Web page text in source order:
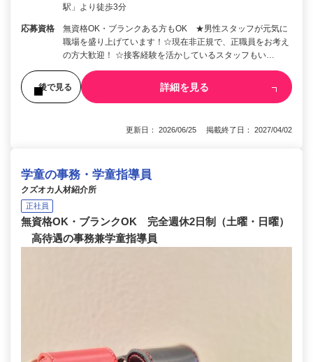
駅」より徒歩3分
応募資格
無資格OK・ブランクある方もOK ★男性スタッフが元気に
職場を盛り上げています！☆現在非正規で、正職員をお考え
の方大歓迎！ ☆接客経験を活かしているスタッフもい…
後で見る 詳細を見る
更新日： 2026/06/25 掲載終了日： 2027/04/02
学童の事務・学童指導員
クズオカ人材紹介所
正社員
無資格OK・ブランクOK 完全週休2日制（土曜・日曜）
高待遇の事務兼学童指導員